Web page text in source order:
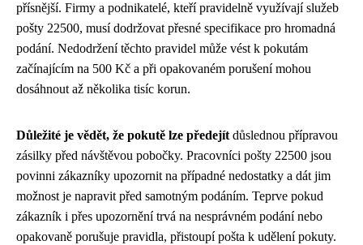
přísnější. Firmy a podnikatelé, kteří pravidelně využívají služeb
pošty 22500, musí dodržovat přesné specifikace pro hromadná
podání. Nedodržení těchto pravidel může vést k pokutám
začínajícím na 500 Kč a při opakovaném porušení mohou
dosáhnout až několika tisíc korun.
Důležité je vědět, že pokutě lze předejít důslednou přípravou
zásilky před návštěvou pobočky. Pracovníci pošty 22500 jsou
povinni zákazníky upozornit na případné nedostatky a dát jim
možnost je napravit před samotným podáním. Teprve pokud
zákazník i přes upozornění trvá na nesprávném podání nebo
opakovaně porušuje pravidla, přistoupí pošta k udělení pokuty.